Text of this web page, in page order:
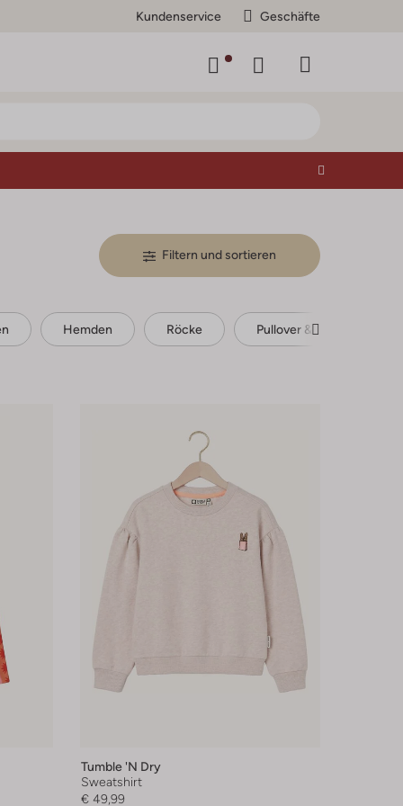
Kundenservice Geschäfte
Filtern und sortieren
Hemden Röcke Pullover & cardigans
Tumble 'n Dry
Sweatshirt
€ 49,99